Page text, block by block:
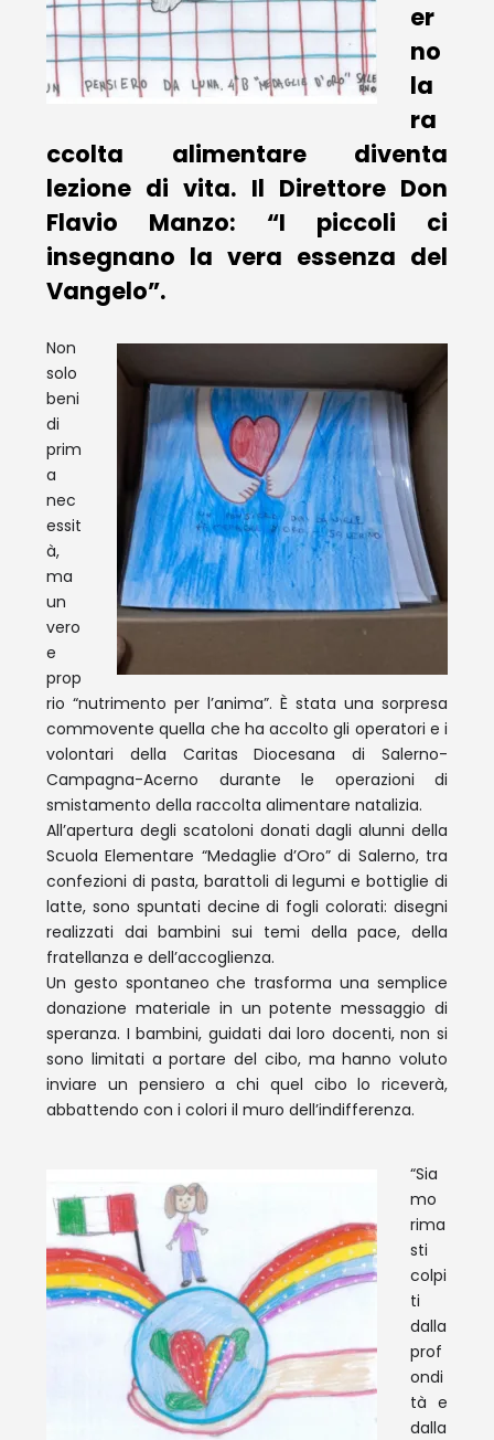
er
no
la
ra
ccolta alimentare diventa
lezione di vita. Il Direttore Don
Flavio Manzo: “I piccoli ci
insegnano la vera essenza del
Vangelo”.
Non
solo
beni
di
prim
a
nec
essit
à,
ma
un
vero
e
prop
rio “nutrimento per l’anima”. È stata una sorpresa
commovente quella che ha accolto gli operatori e i
volontari della Caritas Diocesana di Salerno-
Campagna-Acerno durante le operazioni di
smistamento della raccolta alimentare natalizia.
All’apertura degli scatoloni donati dagli alunni della
Scuola Elementare “Medaglie d’Oro” di Salerno, tra
confezioni di pasta, barattoli di legumi e bottiglie di
latte, sono spuntati decine di fogli colorati: disegni
realizzati dai bambini sui temi della pace, della
fratellanza e dell’accoglienza.
Un gesto spontaneo che trasforma una semplice
donazione materiale in un potente messaggio di
speranza. I bambini, guidati dai loro docenti, non si
sono limitati a portare del cibo, ma hanno voluto
inviare un pensiero a chi quel cibo lo riceverà,
abbattendo con i colori il muro dell’indifferenza.
“Sia
mo
rima
sti
colpi
ti
dalla
prof
ondi
tà e
dalla